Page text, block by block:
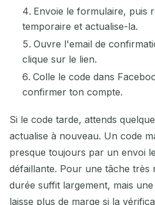
Envoie le formulaire, puis
temporaire et actualise-la.
Ouvre l'email de
clique sur le lien.
Colle le code dans
confirmer ton compte.
Si le code tarde, attends
actualise à nouveau. Un code
presque toujours par un envoi
défaillante. Pour une tâche très
durée suffit largement, mais
laisse plus de marge si la